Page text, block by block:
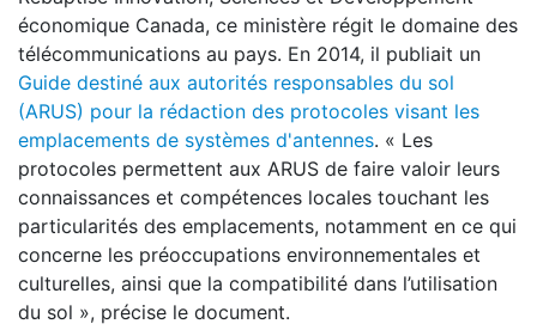
économique Canada, ce ministère régit le domaine des
télécommunications au pays. En 2014, il publiait un
Guide destiné aux autorités responsables du sol
(ARUS) pour la rédaction des protocoles visant les
emplacements de systèmes d'antennes. « Les
protocoles permettent aux ARUS de faire valoir leurs
connaissances et compétences locales touchant les
particularités des emplacements, notamment en ce qui
concerne les préoccupations environnementales et
culturelles, ainsi que la compatibilité dans l’utilisation
du sol », précise le document.